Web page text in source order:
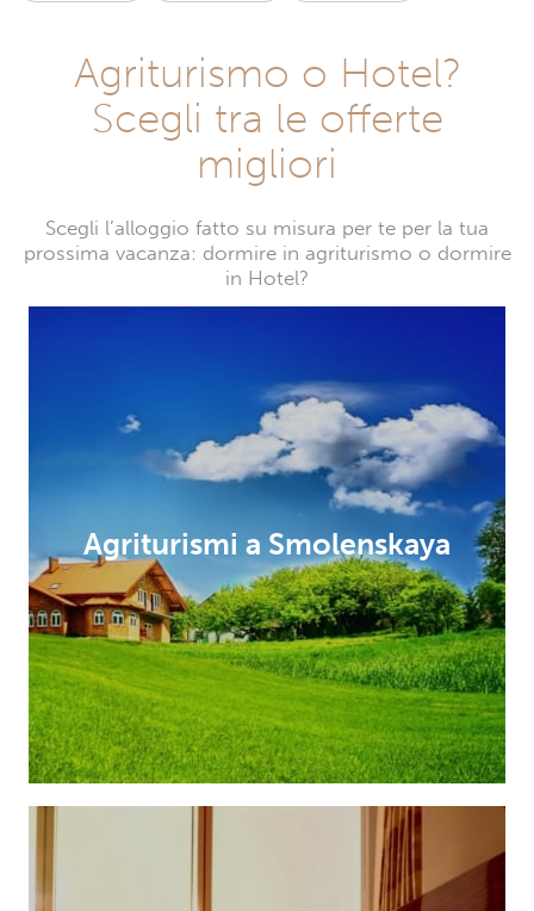
Agriturismo o Hotel?
Scegli tra le offerte
migliori
Scegli l’alloggio fatto su misura per te per la tua
prossima vacanza: dormire in agriturismo o dormire
in Hotel?
Agriturismi a Smolenskaya